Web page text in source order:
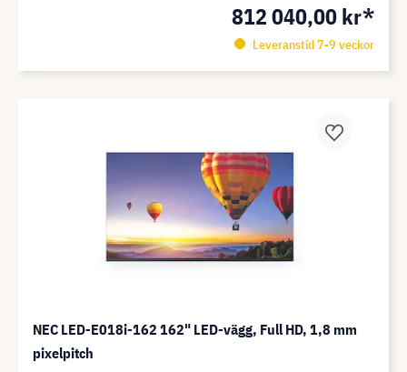
812 040,00 kr*
Leveranstid 7-9 veckor
NEC LED-E018i-162 162" LED-vägg, Full HD, 1,8 mm
pixelpitch